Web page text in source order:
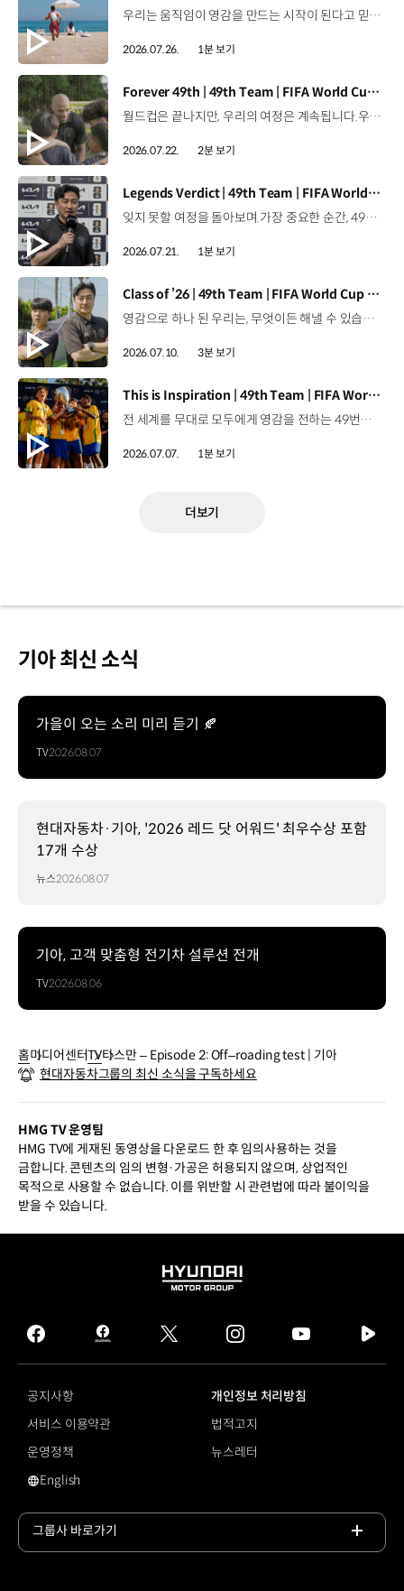
우리는 움직임이 영감을 만드는 시작이 된다고 믿습니다. 기아만의 Movement로 당신의 일상에 영감을 더해줄 2026 Kia Collection을 만나보세요. Designed to move you. Kia Collection 자세히 보기 ▶ #Kia #기아 #KiaCollection #기아컬렉션 #Designedtomoveyou #lifestyle
2026.07.26. 1분 보기
[동영상]
Forever 49th | 49th Team | FIFA World Cup 2026™
월드컵은 끝나지만, 우리의 여정은 계속됩니다.우리는 영원한 49번째 팀입니다. 자세히 보기 ▶ #Kia #InspirationConnectsUsAll #49thTeam #OMBC #FIFAWorldCup2026 유튜브 쇼츠 보기 >
2026.07.22. 2분 보기
[동영상]
Legends Verdict | 49th Team | FIFA World Cup 2026™
잊지 못할 여정을 돌아보며.가장 중요한 순간, 49번째 팀이 공을 건네며 완벽하게 임무를 해낸 그 순간을 함께 돌아봅니다. 자세히 보기 ▶ #Kia #InspirationConnectsUsAll #49thTeam #OMBC #FIFAWorldCup2026 유튜브 쇼츠 보기 >
2026.07.21. 1분 보기
[동영상]
Class of ’26 | 49th Team | FIFA World Cup 2026™
영감으로 하나 된 우리는, 무엇이든 해낼 수 있습니다.세계 곳곳에서 모인 2026년의 주인공들이 FIFA 월드컵™ 오피셜 매치볼 캐리어로 꿈의 무대에 섰습니다. 자세히 보기 ▶ #Kia #InspirationConnectsUsAll #49thTeam #OMBC #FIFAWorldCup2026 유튜브 쇼츠 보기 >
2026.07.10. 3분 보기
[동영상]
This is Inspiration | 49th Team | FIFA World Cup 2026™
전 세계를 무대로 모두에게 영감을 전하는 49번째 팀.FIFA 월드컵 2026™을 향한 여정 속, 이제 사람들의 시선은 이 어린 스타들에게 향합니다. 자세히 보기 ▶ #Kia #InspirationConnectsUsAll #49thTeam #OMBC #FIFAWorldCup2026 유튜브 쇼츠 보기 >
2026.07.07. 1분 보기
더보기
기아 최신 소식
가을이 오는 소리 미리 듣기 🍂
TV2026.08.07
현대자동차·기아, '2026 레드 닷 어워드' 최우수상 포함
17개 수상
뉴스2026.08.07
기아, 고객 맞춤형 전기차 설루션 전개
TV2026.08.06
홈미디어센터TV타스만 – Episode 2: Off–roading test | 기아
현대자동차그룹의 최신 소식을 구독하세요
HMG TV 운영팀
HMG TV에 게재된 동영상을 다운로드 한 후 임의사용하는 것을
금합니다. 콘텐츠의 임의 변형·가공은 허용되지 않으며, 상업적인
목적으로 사용할 수 없습니다. 이를 위반할 시 관련법에 따라 불이익을
받을 수 있습니다.
HYUNDAI
GROUP
facebook
hmg
journal
twitter instagram
tv
공지사항
개인정보 처리방침
서비스 이용약관
법적고지
운영정책
뉴스레터
영문 사이트로 이동
English
그룹사 바로가기